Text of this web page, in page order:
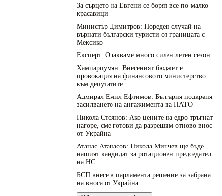
За сърцето на Евгени се борят все по-малко
красавици
Министър Димитров: Пореден случай на
върнати български туристи от границата с
Мексико
Експерт: Очакваме много силен летен сезон
Хампарцумян: Внесеният бюджет е
провокация на финансовото министерство
към депутатите
Адмирал Емил Ефтимов: България подкрепя
засилването на ангажимента на НАТО
Никола Стоянов: Ако цените на едро тръгнат
нагоре, сме готови да разрешим отново внос
от Украйна
Атанас Атанасов: Никола Минчев ще бъде
нашият кандидат за ротационен председател
на НС
БСП внесе в парламента решение за забрана
на вноса от Украйна